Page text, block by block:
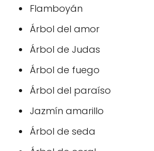
Flamboyán
Árbol del amor
Árbol de Judas
Árbol de fuego
Árbol del paraíso
Jazmín amarillo
Árbol de seda